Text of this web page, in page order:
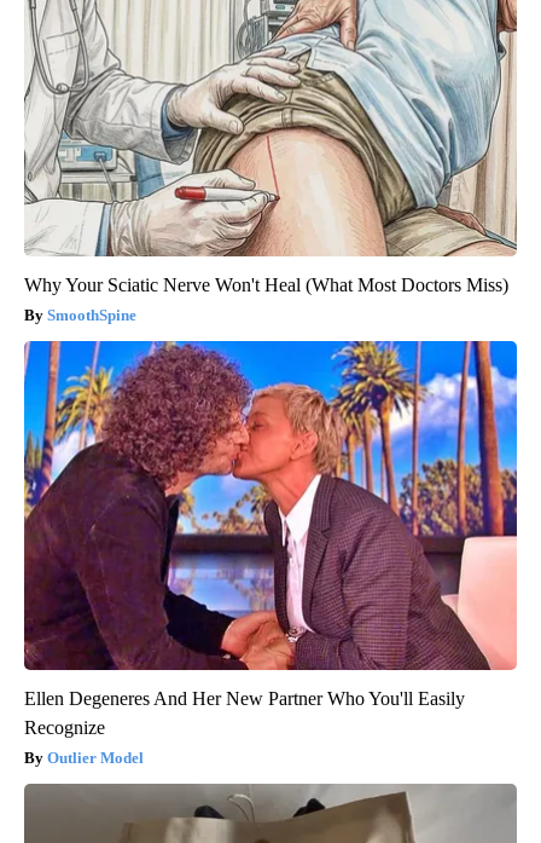
Why Your Sciatic Nerve Won't Heal (What Most Doctors Miss)
SmoothSpine
Ellen Degeneres And Her New Partner Who You'll Easily
Recognize
Outlier Model